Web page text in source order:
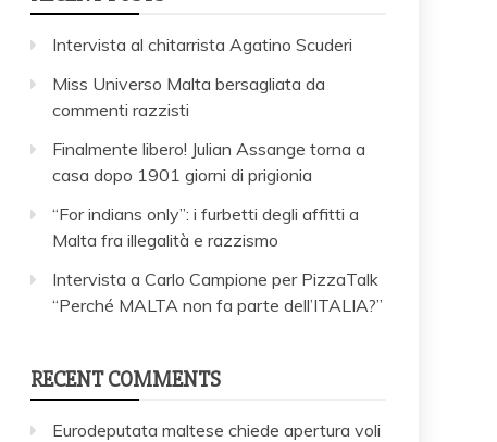
Intervista al chitarrista Agatino Scuderi
Miss Universo Malta bersagliata da
commenti razzisti
Finalmente libero! Julian Assange torna a
casa dopo 1901 giorni di prigionia
“For indians only”: i furbetti degli affitti a
Malta fra illegalità e razzismo
Intervista a Carlo Campione per PizzaTalk
“Perché MALTA non fa parte dell’ITALIA?”
RECENT COMMENTS
Eurodeputata maltese chiede apertura voli